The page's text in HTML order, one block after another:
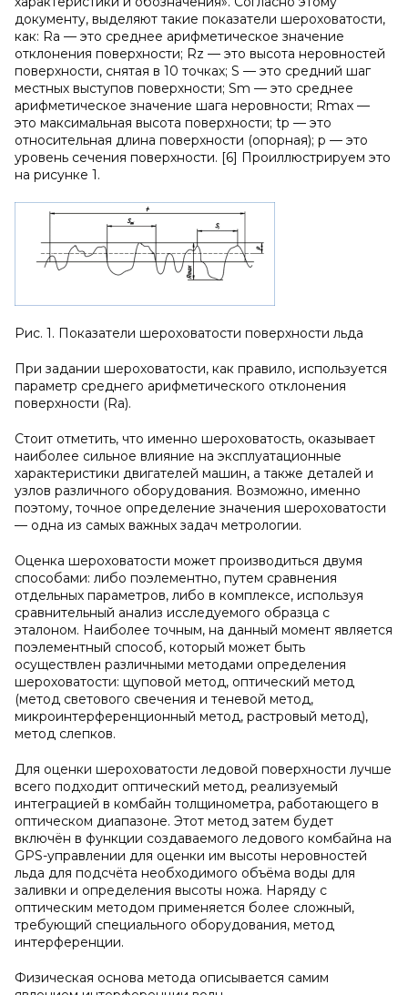
документу, выделяют такие показатели шероховатости,
как: Ra — это среднее арифметическое значение
отклонения поверхности; Rz — это высота неровностей
поверхности, снятая в 10 точках; S — это средний шаг
местных выступов поверхности; Sm — это среднее
арифметическое значение шага неровности; Rmax —
это максимальная высота поверхности; tp — это
относительная длина поверхности (опорная); р — это
уровень сечения поверхности. [6] Проиллюстрируем это
на рисунке 1.
Рис. 1. Показатели шероховатости поверхности льда
При задании шероховатости, как правило, используется
параметр среднего арифметического отклонения
поверхности (Ra).
Стоит отметить, что именно шероховатость, оказывает
наиболее сильное влияние на эксплуатационные
характеристики двигателей машин, а также деталей и
узлов различного оборудования. Возможно, именно
поэтому, точное определение значения шероховатости
— одна из самых важных задач метрологии.
Оценка шероховатости может производиться двумя
способами: либо поэлементно, путем сравнения
отдельных параметров, либо в комплексе, используя
сравнительный анализ исследуемого образца с
эталоном. Наиболее точным, на данный момент является
поэлементный способ, который может быть
осуществлен различными методами определения
шероховатости: щуповой метод, оптический метод
(метод светового свечения и теневой метод,
микроинтерференционный метод, растровый метод),
метод слепков.
Для оценки шероховатости ледовой поверхности лучше
всего подходит оптический метод, реализуемый
интеграцией в комбайн толщинометра, работающего в
оптическом диапазоне. Этот метод затем будет
включён в функции создаваемого ледового комбайна на
GPS-управлении для оценки им высоты неровностей
льда для подсчёта необходимого объёма воды для
заливки и определения высоты ножа. Наряду с
оптическим методом применяется более сложный,
требующий специального оборудования, метод
интерференции.
Физическая основа метода описывается самим